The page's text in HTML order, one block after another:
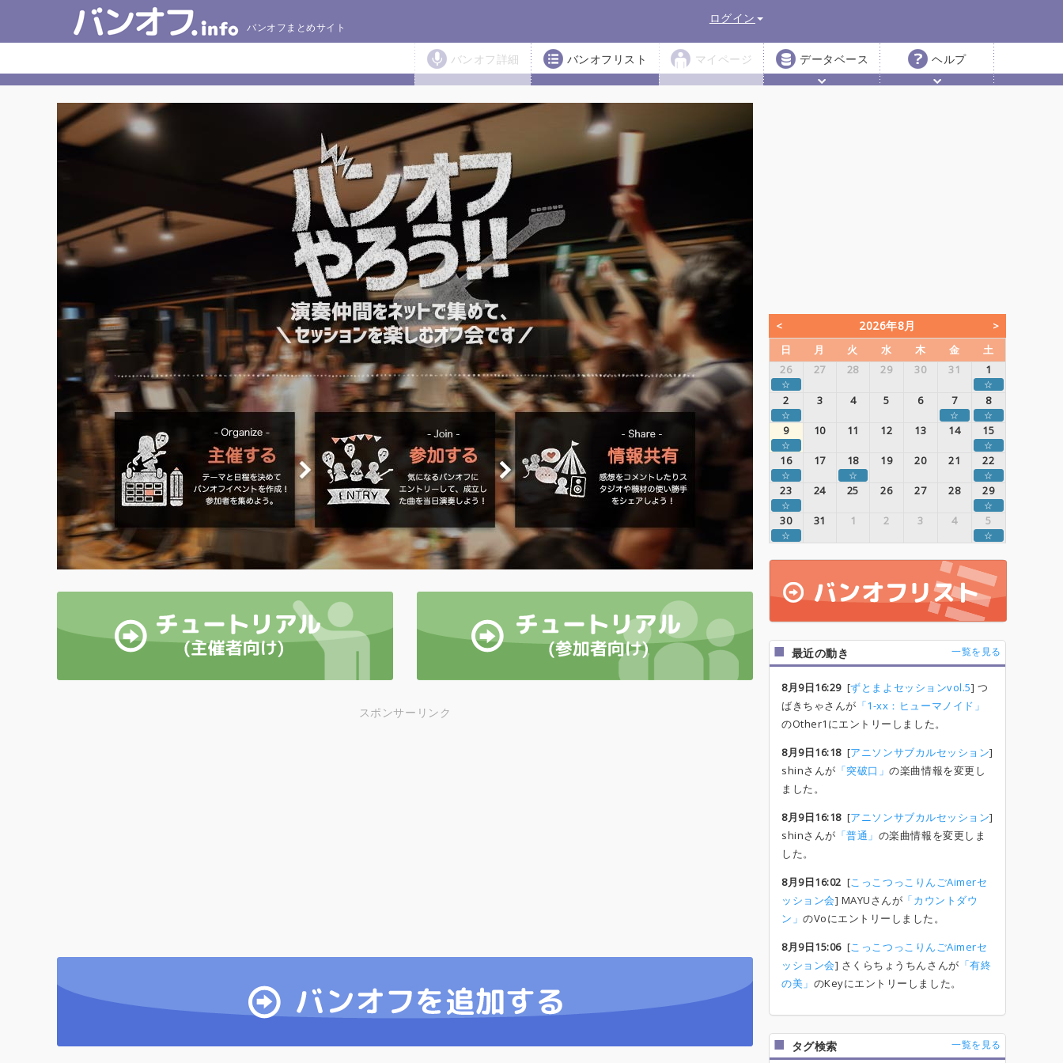
バンオフまとめサイト
ログイン
バンオフ詳細 バンオフリスト マイページ データベース ヘルプ
スポンサーリンク
2026年8月
日 月 火 水 木 金
土
26
27 28 29 30 31 1
☆ ☆
2 3 4 5 6 7 8
☆ ☆ ☆
9 10 11 12 13 14 15
☆ ☆
16 17 18 19 20 21 22
☆ ☆ ☆
23 24 25 26 27 28 29
☆ ☆
30 31 1 2 3 4 5
☆ ☆
最近の動き 一覧を見る
8月9日16:29[ずとまよセッションvol.5] つ
ばきちゃさんが 「1-xx：ヒューマノイド」
のOther1にエントリーしました。
8月9日16:18[アニソンサブカルセッション]
shinさんが 「突破口」の楽曲情報を変更し
ました。
8月9日16:18[アニソンサブカルセッション]
shinさんが 「普通」 の楽曲情報を変更しま
した。
8月9日16:02 [こっこつっこりんごAimerセ
ッション会] MAYUさんが 「カウントダウ
ン」のVoにエントリーしました。
8月9日15:06[こっこつっこりんごAimerセ
ッション会] さくらちょうちんさんが 「有終
の美」 のKeyにエントリーしました。
タグ検索 一覧を見る